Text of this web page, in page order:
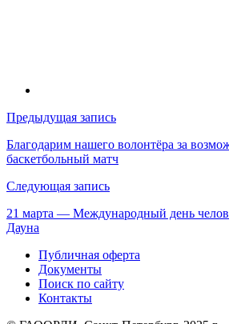
Навигация
по
записям
Предыдущая запись
Благодарим нашего волонтёра за
баскетбольный матч
Следующая запись
21 марта — Международный день
Дауна
Публичная оферта
Документы
Поиск по сайту
Контакты